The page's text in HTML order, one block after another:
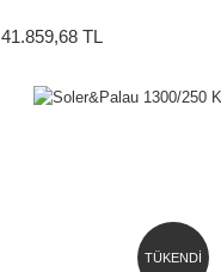
41.859,68 TL
TÜKENDİ